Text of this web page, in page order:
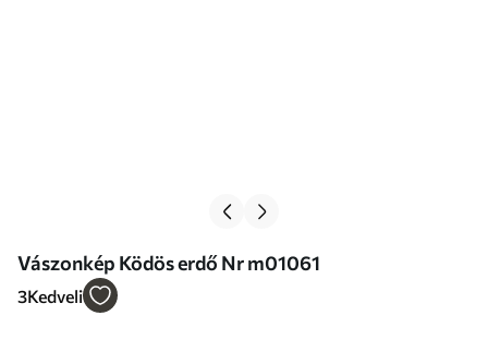
Vászonkép Ködös erdő Nr m01061
3Kedveli